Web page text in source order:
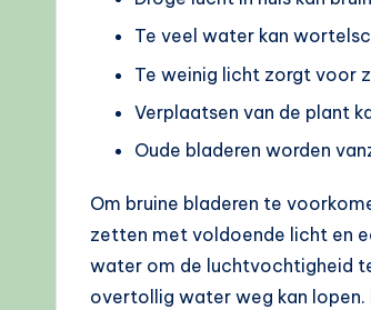
Te veel water kan
Te weinig licht zorgt voor
Verplaatsen van de plant
Oude bladeren worden
Om bruine bladeren te
zetten met voldoende licht en
water om de luchtvochtigheid
overtollig water weg kan lopen.